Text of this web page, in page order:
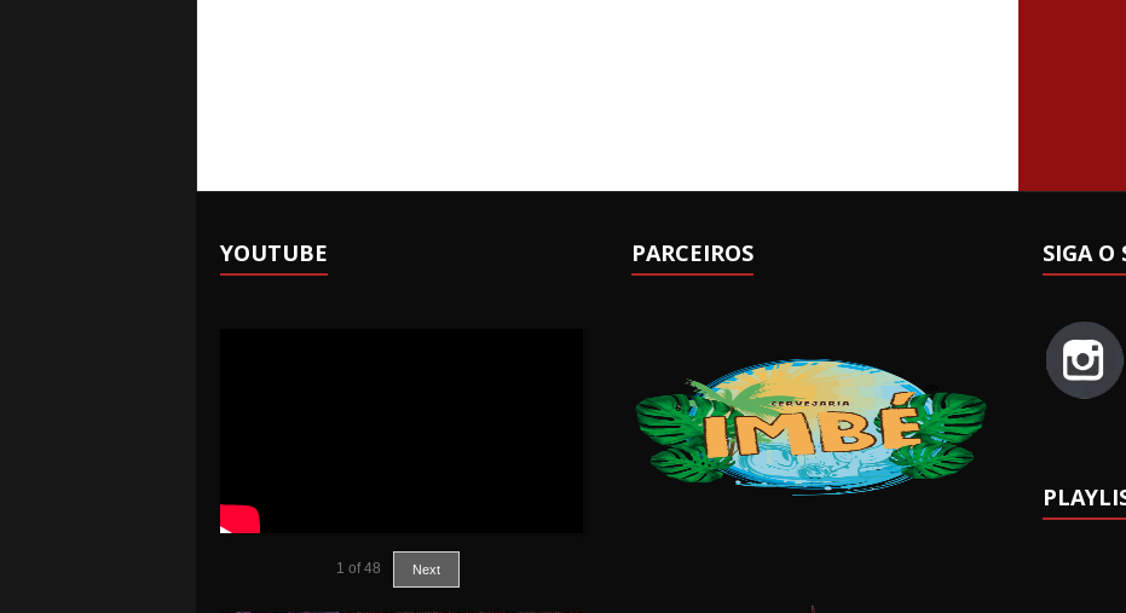
YOUTUBE
1 of 48 Next
PARCEIROS SIGA O